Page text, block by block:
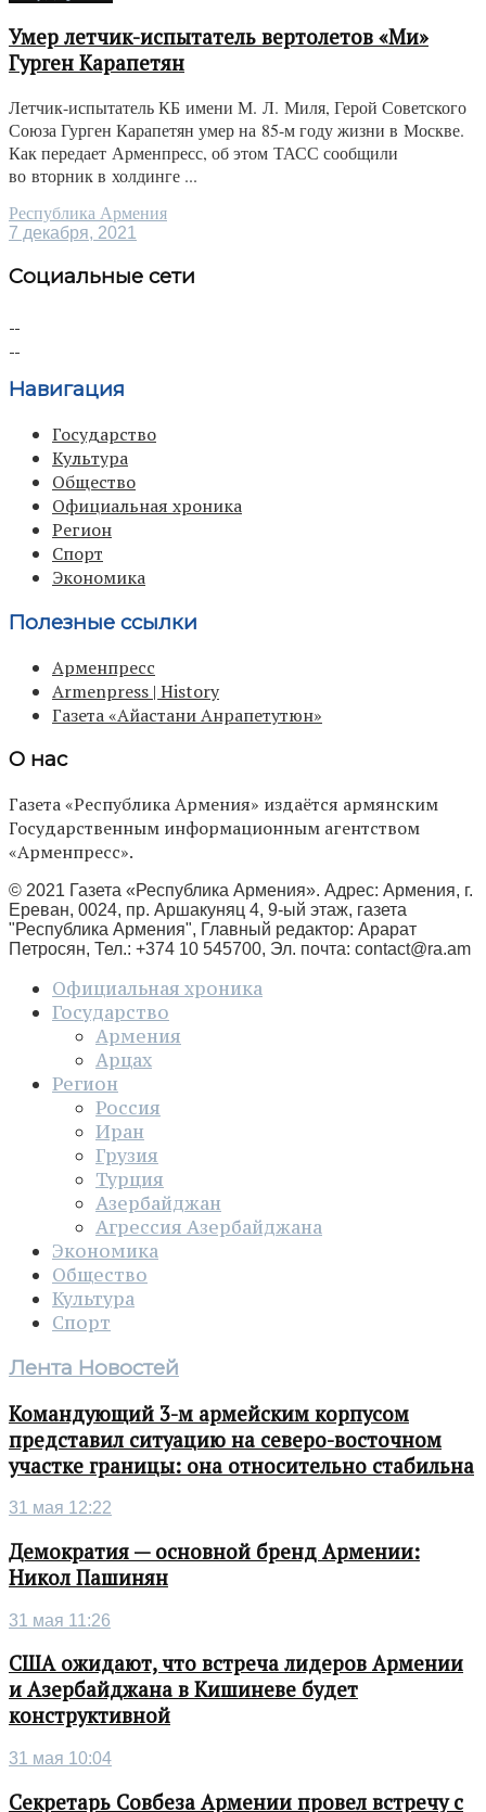
Умер летчик-испытатель вертолетов «Ми»
Гурген Карапетян
Летчик-испытатель КБ имени М. Л. Миля, Герой Советского
Союза Гурген Карапетян умер на 85-м году жизни в Москве.
Как передает Арменпресс, об этом ТАСС сообщили
во вторник в холдинге ...
Республика Армения
7 декабря, 2021
Социальные сети
Навигация
Государство
Культура
Общество
Официальная хроника
Регион
Спорт
Экономика
Полезные ссылки
Арменпресс
Armenpress | History
Газета «Айастани Анрапетутюн»
О нас
Газета «Республика Армения» издаётся армянским
Государственным информационным агентством
«Арменпресс».
© 2021 Газета «Республика Армения». Адрес: Армения, г.
Ереван, 0024, пр. Аршакуняц 4, 9-ый этаж, газета
"Республика Армения", Главный редактор: Арарат
Петросян, Тел.: +374 10 545700, Эл. почта: contact@ra.am
Официальная хроника
Государство
Армения
Арцах
Регион
Россия
Иран
Грузия
Турция
Азербайджан
Агрессия Азербайджана
Экономика
Общество
Культура
Спорт
Лента Новостей
Командующий 3-м армейским корпусом
представил ситуацию на северо-восточном
участке границы: она относительно стабильна
31 мая 12:22
Демократия — основной бренд Армении:
Никол Пашинян
31 мая 11:26
США ожидают, что встреча лидеров Армении
и Азербайджана в Кишиневе будет
конструктивной
31 мая 10:04
Секретарь Совбеза Армении провел встречу с